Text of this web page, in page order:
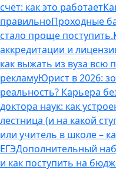
счет: как это работает
правильноПроходные
стало проще поступить.
аккредитации и
как выжать из вуза всю
рекламуЮрист в 2026:
реальность? Карьера
доктора наук: как
лестница (и на какой
или учитель в школе –
ЕГЭДополнительный
и как поступить на